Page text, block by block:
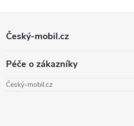
Z
p
Český-mobil.cz
Péče o zákazníky
Český-mobil.cz